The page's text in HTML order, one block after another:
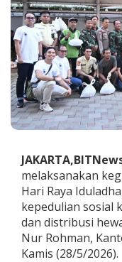
a
s
a
R
a
h
a
r
j
a
l
u
r
k
a
n
R
i
melaksanakan
Hari Raya
kepedulian sosial
dan distribusi
Nur Rohman,
Kamis (28/5/2026).